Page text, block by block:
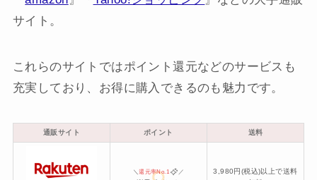
サイト。
これらのサイトではポイント還元などのサービスも
充実しており、お得に購入できるのも魅力です。
通販サイト ポイント 送料
＼還元率No.1 ／
3,980円(税込)以上で送料